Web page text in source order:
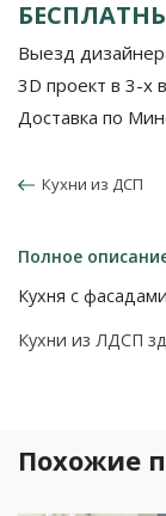
Выезд
3D проект в 3-х
Доставка по
Кухни из ДСП
Полное
Кухня с
Кухни из ЛДСП
Похожие